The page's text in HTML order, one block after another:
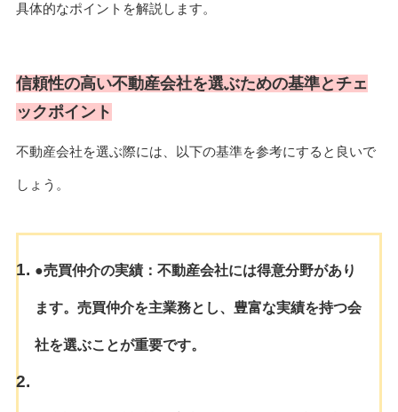
具体的なポイントを解説します。
信頼性の高い不動産会社を選ぶための基準とチェ
ックポイント
不動産会社を選ぶ際には、以下の基準を参考にすると良いで
しょう。
●売買仲介の実績：不動産会社には得意分野があり
ます。売買仲介を主業務とし、豊富な実績を持つ会
社を選ぶことが重要です。